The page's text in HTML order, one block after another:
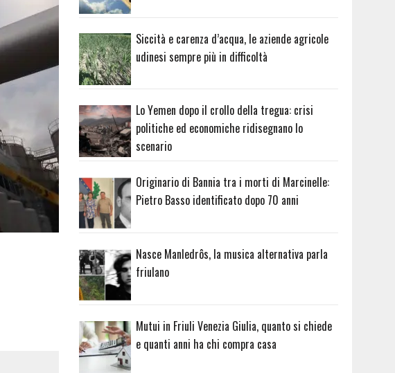
Siccità e carenza d’acqua, le aziende agricole
udinesi sempre più in difficoltà
Lo Yemen dopo il crollo della tregua: crisi
politiche ed economiche ridisegnano lo
scenario
Originario di Bannia tra i morti di Marcinelle:
Pietro Basso identificato dopo 70 anni
Nasce Manledrôs, la musica alternativa parla
friulano
Mutui in Friuli Venezia Giulia, quanto si chiede
e quanti anni ha chi compra casa